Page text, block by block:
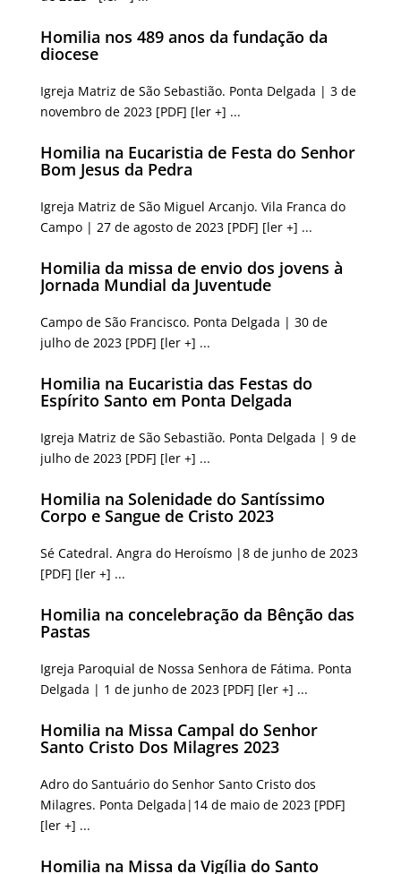
Homilia nos 489 anos da fundação da
diocese
Igreja Matriz de São Sebastião. Ponta Delgada | 3 de
novembro de 2023 [PDF] [ler +] ...
Homilia na Eucaristia de Festa do Senhor
Bom Jesus da Pedra
Igreja Matriz de São Miguel Arcanjo. Vila Franca do
Campo | 27 de agosto de 2023 [PDF] [ler +] ...
Homilia da missa de envio dos jovens à
Jornada Mundial da Juventude
Campo de São Francisco. Ponta Delgada | 30 de
julho de 2023 [PDF] [ler +] ...
Homilia na Eucaristia das Festas do
Espírito Santo em Ponta Delgada
Igreja Matriz de São Sebastião. Ponta Delgada | 9 de
julho de 2023 [PDF] [ler +] ...
Homilia na Solenidade do Santíssimo
Corpo e Sangue de Cristo 2023
Sé Catedral. Angra do Heroísmo |8 de junho de 2023
[PDF] [ler +] ...
Homilia na concelebração da Bênção das
Pastas
Igreja Paroquial de Nossa Senhora de Fátima. Ponta
Delgada | 1 de junho de 2023 [PDF] [ler +] ...
Homilia na Missa Campal do Senhor
Santo Cristo Dos Milagres 2023
Adro do Santuário do Senhor Santo Cristo dos
Milagres. Ponta Delgada|14 de maio de 2023 [PDF]
[ler +] ...
Homilia na Missa da Vigília do Santo